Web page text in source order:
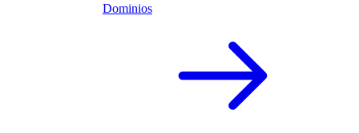
Dominios